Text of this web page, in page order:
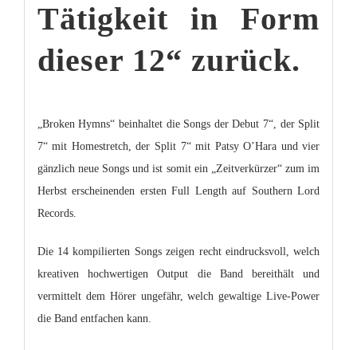
Tätigkeit in Form
dieser 12“ zurück.
„Broken Hymns“ beinhaltet die Songs der Debut 7“, der Split
7“ mit Homestretch, der Split 7“ mit Patsy O’Hara und vier
gänzlich neue Songs und ist somit ein „Zeitverkürzer“ zum im
Herbst erscheinenden ersten Full Length auf Southern Lord
Records.
Die 14 kompilierten Songs zeigen recht eindrucksvoll, welch
kreativen hochwertigen Output die Band bereithält und
vermittelt dem Hörer ungefähr, welch gewaltige Live-Power
die Band entfachen kann.